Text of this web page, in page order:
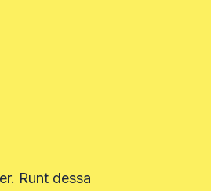
Runt dessa